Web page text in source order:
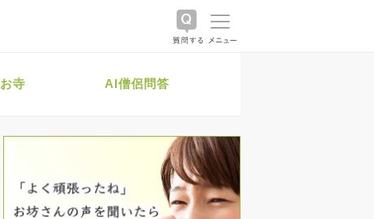
お寺 AI僧侶問答